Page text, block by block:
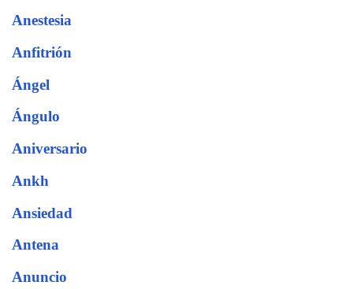
Anestesia
Anfitrión
Ángel
Ángulo
Aniversario
Ankh
Ansiedad
Antena
Anuncio